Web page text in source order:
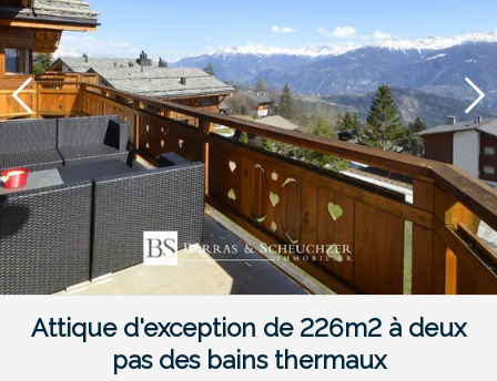
Attique d'exception de 226m2 à deux
pas des bains thermaux